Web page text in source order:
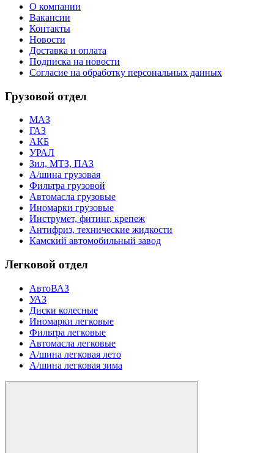
О компании
Вакансии
Контакты
Новости
Доставка и оплата
Подписка на новости
Согласие на обработку персональных данных
Грузовой отдел
МАЗ
ГАЗ
АКБ
УРАЛ
Зил, МТЗ, ПАЗ
А/шина грузовая
Фильтра грузовой
Автомасла грузовые
Иномарки грузовые
Инструмет, фитинг, крепеж
Антифриз, технические жидкости
Камский автомобильный завод
Легковой отдел
АвтоВАЗ
УАЗ
Диски колесные
Иномарки легковые
Фильтра легковые
Автомасла легковые
А/шина легковая лето
А/шина легковая зима